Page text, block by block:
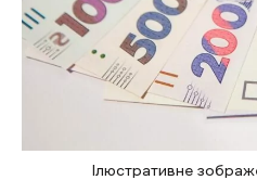
Ілюстративне